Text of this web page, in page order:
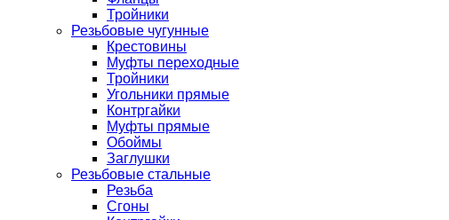
Тройники
Резьбовые чугунные
Крестовины
Муфты переходные
Тройники
Угольники прямые
Контргайки
Муфты прямые
Обоймы
Заглушки
Резьбовые стальные
Резьба
Сгоны